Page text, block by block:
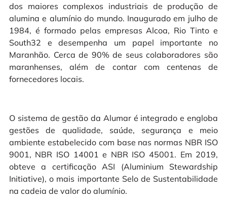
dos maiores complexos industriais de produção de
alumina e alumínio do mundo. Inaugurado em julho de
1984, é formado pelas empresas Alcoa, Rio Tinto e
South32 e desempenha um papel importante no
Maranhão. Cerca de 90% de seus colaboradores são
maranhenses, além de contar com centenas de
fornecedores locais.
O sistema de gestão da Alumar é integrado e engloba
gestões de qualidade, saúde, segurança e meio
ambiente estabelecido com base nas normas NBR ISO
9001, NBR ISO 14001 e NBR ISO 45001. Em 2019,
obteve a certificação ASI (Aluminium Stewardship
Initiative), o mais importante Selo de Sustentabilidade
na cadeia de valor do alumínio.